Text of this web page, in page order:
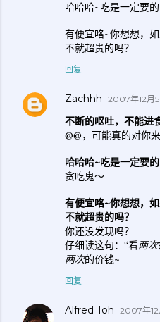
哈哈哈~吃是一定要的
有便宜咯~你想想，
不就超贵的吗？
回复
Zachhh 2007年12月5
不断的呕吐，不能进
@@，可能真的对你
哈哈哈~吃是一定要的
贪吃鬼～
有便宜咯~你想想，
不就超贵的吗？
你还没发现吗？
仔细读这句：“看两次
两次的价钱~
回复
Alfred Toh 2007年12